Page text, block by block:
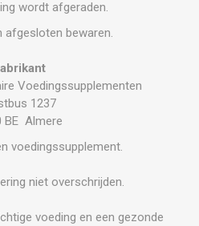
wordt afgeraden.
afgesloten bewaren.
Voedingssupplementen
1237
BE Almere
voedingssupplement.
niet overschrijden.
voeding en een gezonde